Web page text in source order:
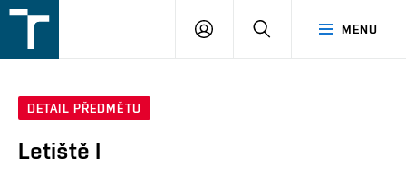
v
MENU
PŘIHLÁŠENÍ
DETAIL PŘEDMĚTU
Letiště I